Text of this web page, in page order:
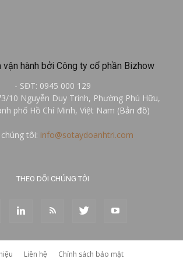
vận hành bởi Công ty cổ phần Bizhow
- SĐT: 0945 000 129
10 Nguyễn Duy Trinh, Phường Phú Hữu,
phố Hồ Chí Minh, Việt Nam (Bản đồ)
tôi: info@sotaydoanhtri.com
THEO DÕI CHÚNG TÔI
Liên hệ Chính sách bảo mật